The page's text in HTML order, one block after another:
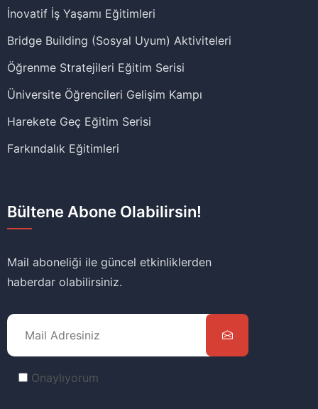
İnovatif İş Yaşamı Eğitimleri
Bridge Building (Sosyal Uyum) Aktiviteleri
Öğrenme Stratejileri Eğitim Serisi
Üniversite Öğrencileri Gelişim Kampı
Harekete Geç Eğitim Serisi
Farkındalık Eğitimleri
Bültene Abone Olabilirsin!
Mail aboneliği ile güncel etkinliklerden
haberdar olabilirsiniz.
Onaylıyorum